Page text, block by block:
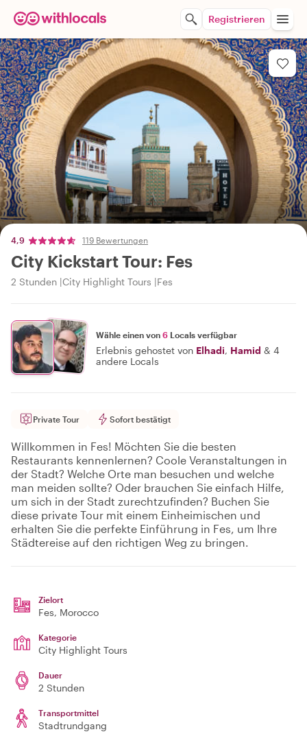
Registrieren
4,9 119 Bewertungen
City Kickstart Tour: Fes
2 Stunden City Highlight Tours Fes
Wähle einen von 6 Locals verfügbar
Erlebnis gehostet von Elhadi, Hamid & 4
andere Locals
Private Tour Sofort bestätigt
Willkommen in Fes! Möchten Sie die besten
Restaurants kennenlernen? Coole Veranstaltungen in
der Stadt? Welche Orte man besuchen und welche
man meiden sollte? Oder brauchen Sie einfach Hilfe,
um sich in der Stadt zurechtzufinden? Buchen Sie
diese private Tour mit einem Einheimischen und
erhalten Sie die perfekte Einführung in Fes, um Ihre
Städtereise auf den richtigen Weg zu bringen.
Zielort
Fes, Morocco
Kategorie
City Highlight Tours
Dauer
2 Stunden
Transportmittel
Stadtrundgang